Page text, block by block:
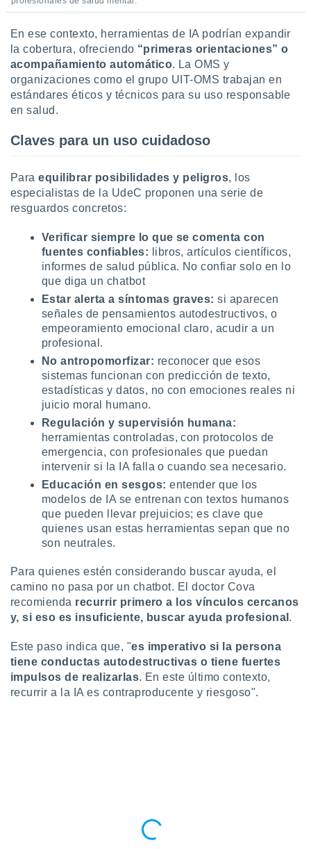
En ese contexto, herramientas de IA podrían expandir
la cobertura, ofreciendo “primeras orientaciones” o
acompañamiento automático. La OMS y
organizaciones como el grupo UIT-OMS trabajan en
estándares éticos y técnicos para su uso responsable
en salud.
Claves para un uso cuidadoso
Paraequilibrar posibilidades y peligros, los
especialistas de la UdeC proponen una serie de
resguardos concretos:
Verificar siempre lo que se comenta con
fuentes confiables: libros, artículos científicos,
informes de salud pública. No confiar solo en lo
que diga un chatbot
Estar alerta a síntomas graves:si aparecen
señales de pensamientos autodestructivos, o
empeoramiento emocional claro, acudir a un
profesional.
No antropomorfizar: reconocer que esos
sistemas funcionan con predicción de texto,
estadísticas y datos, no con emociones reales ni
juicio moral humano.
Regulación y supervisión humana:
herramientas controladas, con protocolos de
emergencia, con profesionales que puedan
intervenir si la IA falla o cuando sea necesario.
Educación en sesgos: entender que los
modelos de IA se entrenan con textos humanos
que pueden llevar prejuicios; es clave que
quienes usan estas herramientas sepan que no
son neutrales.
Para quienes estén considerando buscar ayuda, el
camino no pasa por un chatbot. El doctor Cova
recomienda recurrir primero a los vínculos cercanos
y, si eso es insuficiente, buscar ayuda profesional .
Este paso indica que, "es imperativo si la persona
tiene conductas autodestructivas o tiene fuertes
impulsos de realizarlas. En este último contexto,
recurrir a la IA es contraproducente y riesgoso".